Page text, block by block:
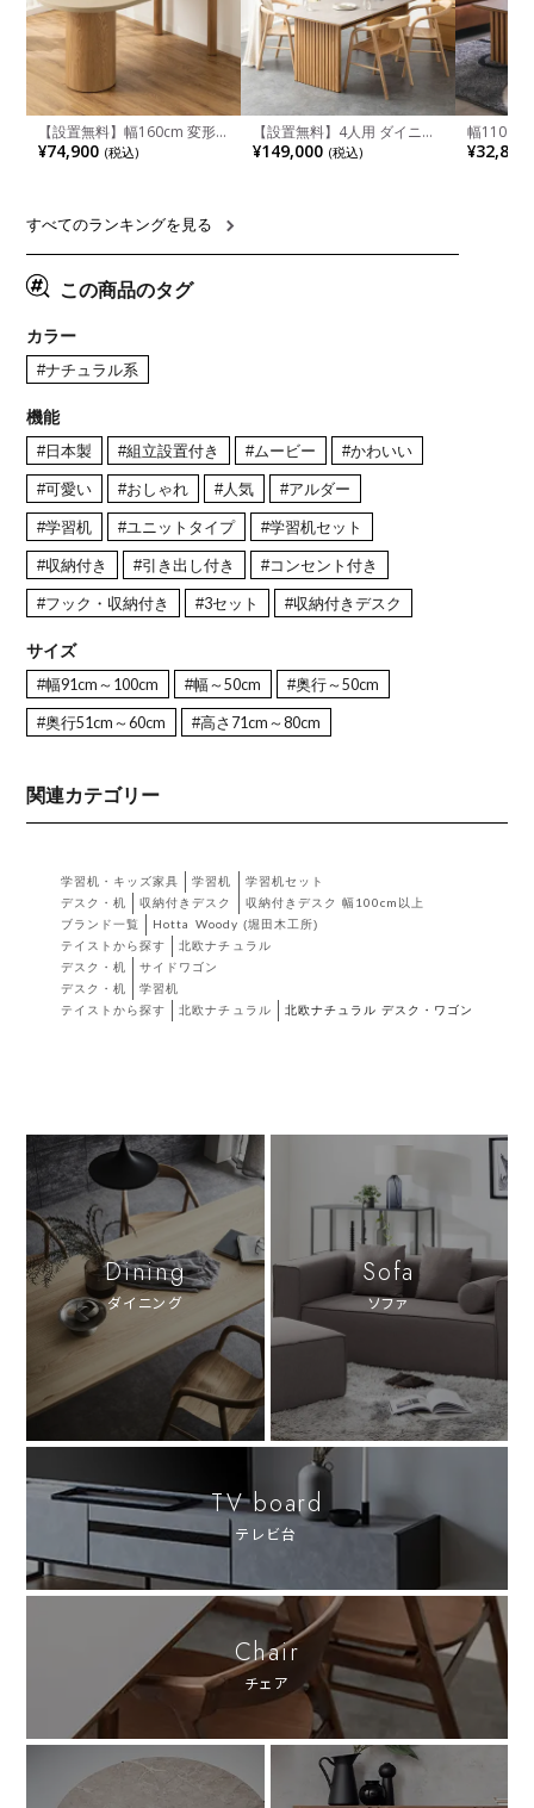
【設置無料】幅160cm 変形
半円 ダイニングテーブル モ
ルタル風 LENAS コンクリー
リア風 グレージュ
¥74,900 (税込)
【設置無料】4人用 ダイニン
グテーブルセット 5点 LUGA
セラミックテーブル おしゃれ
¥149,000 (税込)
幅110cm
木目調 リ
付き 長方
¥32,800
すべてのランキングを見る
この商品のタグ
カラー
#ナチュラル系
機能
#日本製 #組立設置付き #ムービー #かわいい
#可愛い #おしゃれ #人気 #アルダー
#学習机 #ユニットタイプ #学習机セット
#収納付き #引き出し付き #コンセント付き
#フック・収納付き #3セット #収納付きデスク
サイズ
#幅91cm～100cm #幅～50cm #奥行～50cm
#奥行51cm～60cm #高さ71cm～80cm
関連カテゴリー
学習机・キッズ家具 学習机
学習机セット
デスク・机
収納付きデスク
収納付きデスク 幅100cm以上
ブランド一覧
Hotta Woody (堀田木工所)
テイストから探す
北欧ナチュラル
デスク・机
サイドワゴン
デスク・机
学習机
テイストから探す
北欧ナチュラル 北欧ナチュラル デスク・ワゴン
Dining
ダイニング
Sofa
ソファ
TV board
テレビ台
Chair
チェア